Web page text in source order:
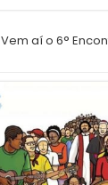
Vem aí o 6°